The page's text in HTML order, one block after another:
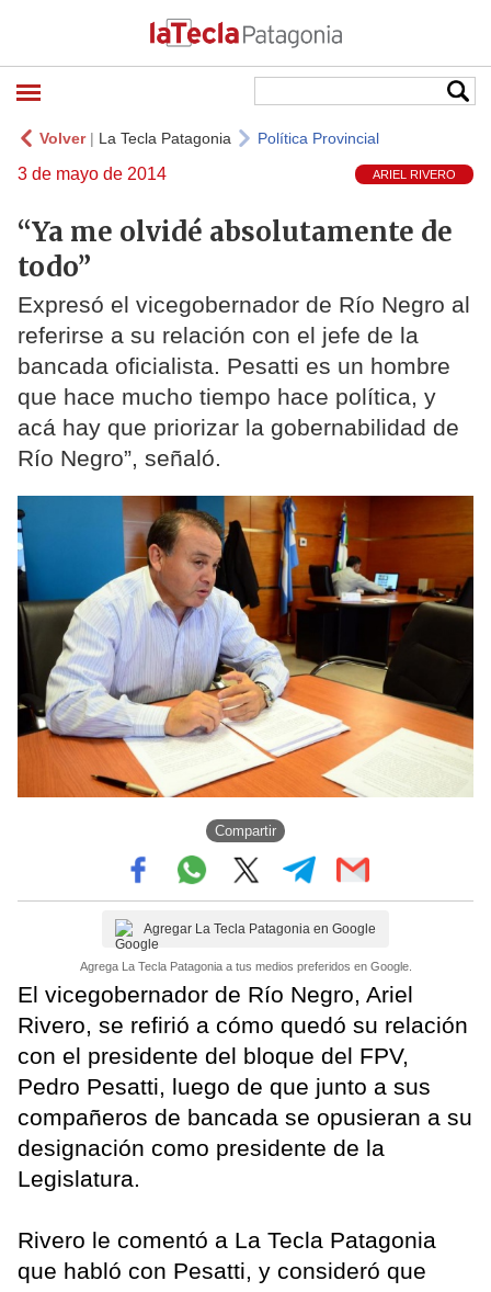
Volver| La Tecla Patagonia Política Provincial
3 de mayo de 2014 ARIEL RIVERO
“Ya me olvidé absolutamente de
todo”
Expresó el vicegobernador de Río Negro al
referirse a su relación con el jefe de la
bancada oficialista. Pesatti es un hombre
que hace mucho tiempo hace política, y
acá hay que priorizar la gobernabilidad de
Río Negro”, señaló.
Compartir
Agregar La Tecla Patagonia en Google
Agrega La Tecla Patagonia a tus medios preferidos en Google.
El vicegobernador de Río Negro, Ariel
Rivero, se refirió a cómo quedó su relación
con el presidente del bloque del FPV,
Pedro Pesatti, luego de que junto a sus
compañeros de bancada se opusieran a su
designación como presidente de la
Legislatura.
Rivero le comentó a La Tecla Patagonia
que habló con Pesatti, y consideró que